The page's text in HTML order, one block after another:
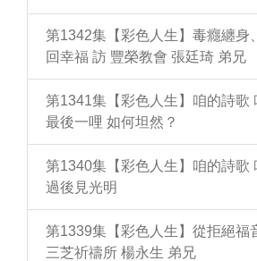
第1342集【彩色人生】毒癮纏身
回幸福 訪 豐榮教會 張廷琦 弟兄
第1341集【彩色人生】咱的詩歌
最後一哩 如何坦然？
第1340集【彩色人生】咱的詩歌
過後見光明
第1339集【彩色人生】從拒絕福
三芝祈禱所 楊永生 弟兄